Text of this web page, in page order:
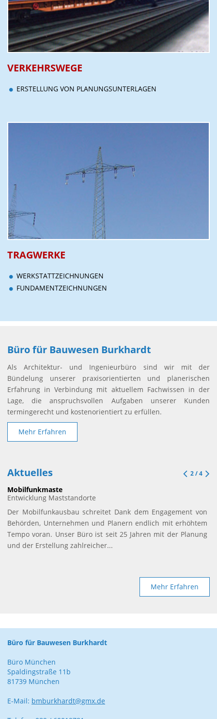
VERKEHRSWEGE
ERSTELLUNG VON PLANUNGSUNTERLAGEN
TRAGWERKE
WERKSTATTZEICHNUNGEN
FUNDAMENTZEICHNUNGEN
Büro für Bauwesen Burkhardt
Als Architektur- und Ingenieurbüro sind wir mit der
Bündelung unserer praxisorientierten und planerischen
Erfahrung in Verbindung mit aktuellem Fachwissen in der
Lage, die anspruchsvollen Aufgaben unserer Kunden
termingerecht und kostenorientiert zu erfüllen.
Mehr Erfahren
Aktuelles 2/4
Mobilfunkmaste
Entwicklung Maststandorte
Der Mobilfunkausbau schreitet Dank dem Engagement von
Behörden, Unternehmen und Planern endlich mit erhöhtem
Tempo voran. Unser Büro ist seit 25 Jahren mit der Planung
und der Erstellung zahlreicher...
Mehr Erfahren
Büro für Bauwesen Burkhardt
Büro München
Spaldingstraße 11b
81739 München
E-Mail: bmburkhardt@gmx.de